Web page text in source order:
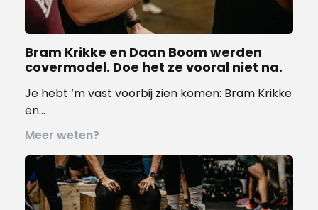
Bram Krikke en Daan Boom werden
covermodel. Doe het ze vooral niet na.
Je hebt ‘m vast voorbij zien komen: Bram Krikke
en…
Meer weten?